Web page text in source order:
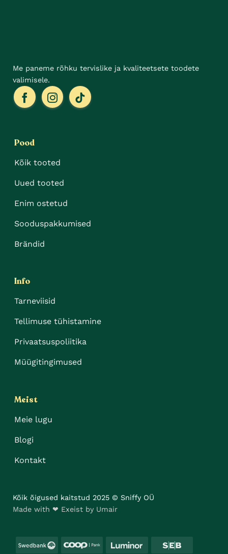
Me paneme rõhku tervislike ja kvaliteetsete toodete
valimisele.
Pood
Kõik tooted
Uued tooted
Enim ostetud
Sooduspakkumised
Brändid
Info
Tarneviisid
Tellimuse tühistamine
Privaatsuspoliitika
Müügitingimused
Meist
Meie lugu
Blogi
Kontakt
Kõik õigused kaitstud 2025 © Sniffy OÜ
Made with ❤ Exeist by Umair
Swedbank Coop Luminor